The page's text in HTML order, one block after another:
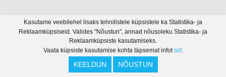
Kasutame veebilehel lisaks tehnilistele küpsistele ka Statistika- ja
Reklaamküpsiseid. Valides "Nõustun", annad nõusoleku Statistika- ja
Reklaamküpsiste kasutamiseks.
Vaata küpsiste kasutamise kohta täpsemat infotsiit.
KEELDUN NÕUSTUN